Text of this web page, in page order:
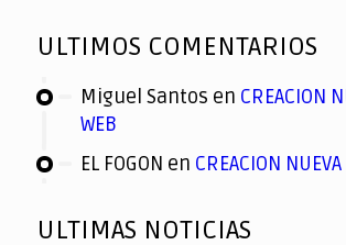
ULTIMOS COMENTARIOS
Miguel Santos en CREACION
WEB
EL FOGON en CREACION
ULTIMAS NOTICIAS